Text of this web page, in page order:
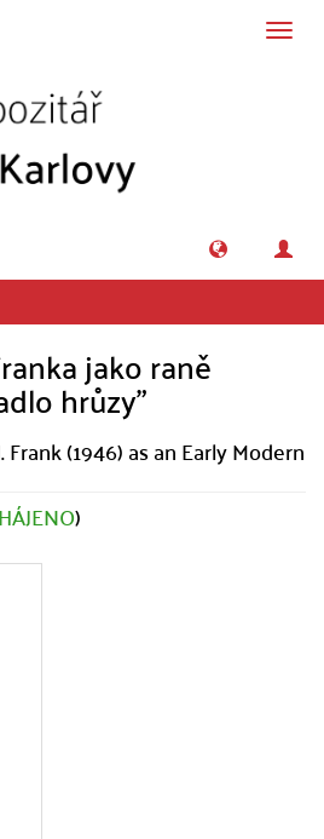
jako raně
hrůzy"
(1946) as an Early Modern
)